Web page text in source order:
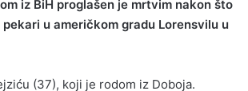
iz BiH proglašen je mrtvim nakon što
u američkom gradu Lorensvilu u
(37), koji je rodom iz Doboja.